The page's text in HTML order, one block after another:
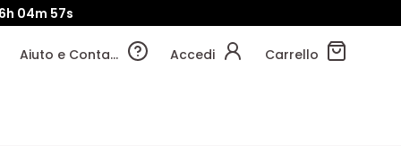
04m 55s
Aiuto e Contatti Accedi Carrello